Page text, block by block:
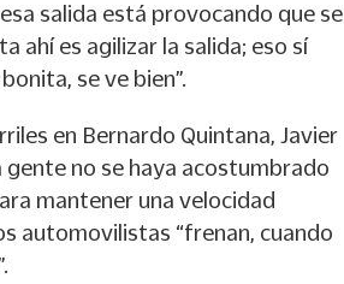
salida está provocando que se
ahí es agilizar la salida; eso sí
se ve bien”.
en Bernardo Quintana, Javier
no se haya acostumbrado
mantener una velocidad
automovilistas “frenan, cuando